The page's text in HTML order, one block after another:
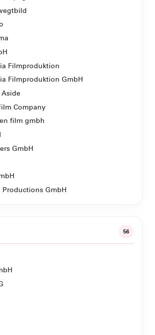
Filmproduktion
Filmproduktion GmbH
Company
film gmbh
GmbH
Productions GmbH
56